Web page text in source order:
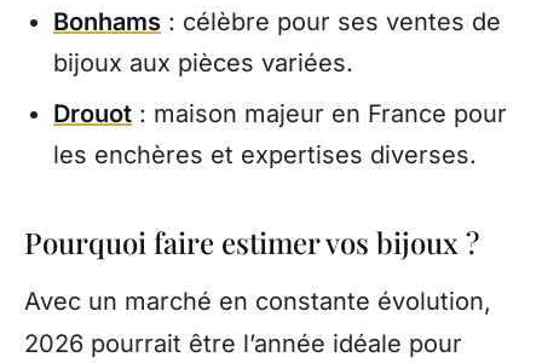
Bonhams : célèbre pour ses ventes de
bijoux aux pièces variées.
Drouot : maison majeur en France pour
les enchères et expertises diverses.
Pourquoi faire estimer vos bijoux ?
Avec un marché en constante évolution,
2026 pourrait être l’année idéale pour